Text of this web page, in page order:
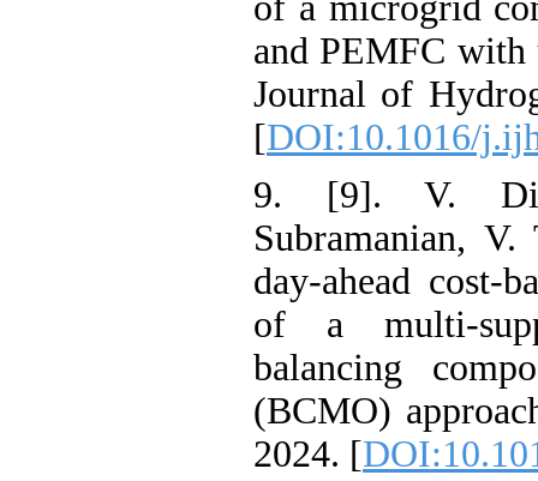
and PEMFC
Journal of
[DOI:10.1016/
9. [9]. V.
Subramanian,
day-ahead
of a multi-
balancing
(BCMO)
2024. [